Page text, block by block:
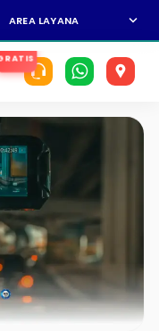
AREA LAYANAN expand_more